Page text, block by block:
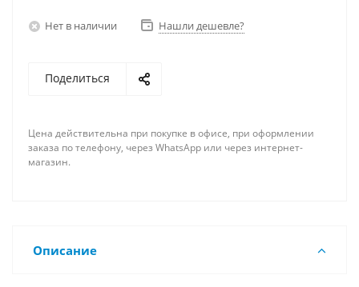
Нет в наличии Нашли дешевле?
Поделиться
Цена действительна при покупке в офисе, при оформлении
заказа по телефону, через WhatsApp или через интернет-
магазин.
Описание